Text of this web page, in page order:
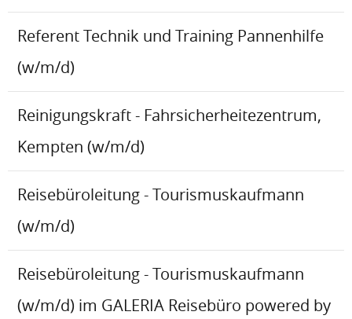
Referent Technik und Training Pannenhilfe
(w/m/d)
Reinigungskraft - Fahrsicherheitezentrum,
Kempten (w/m/d)
Reisebüroleitung - Tourismuskaufmann
(w/m/d)
Reisebüroleitung - Tourismuskaufmann
(w/m/d) im GALERIA Reisebüro powered by